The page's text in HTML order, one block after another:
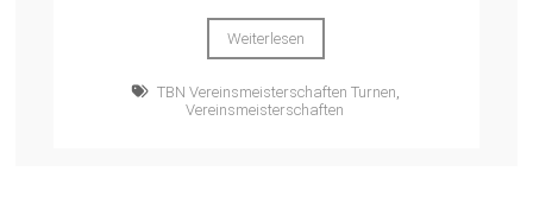
Weiterlesen
TBN Vereinsmeisterschaften Turnen,
Vereinsmeisterschaften